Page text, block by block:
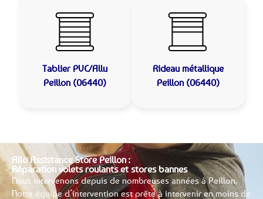
Tablier PVC/Allu
Peillon (06440)
Rideau métallique
Peillon (06440)
Allo Assistance Store Peillon :
Réparation volets roulants et stores bannes
Nous intervenons depuis de nombreuses années à Peillon.
Notre équipe d’intervention est prête à intervenir en moins de